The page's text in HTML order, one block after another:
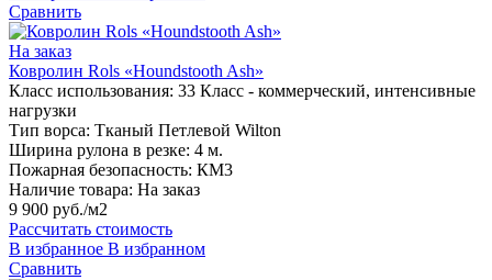
Сравнить
На заказ
Ковролин Rols «Houndstooth Ash»
Класс использования: 33 Класс - коммерческий, интенсивные
нагрузки
Тип ворса: Тканый Петлевой Wilton
Ширина рулона в резке: 4 м.
Пожарная безопасность: КМ3
Наличие товара: На заказ
9 900 руб./м2
Рассчитать стоимость
В избранное В избранном
Сравнить